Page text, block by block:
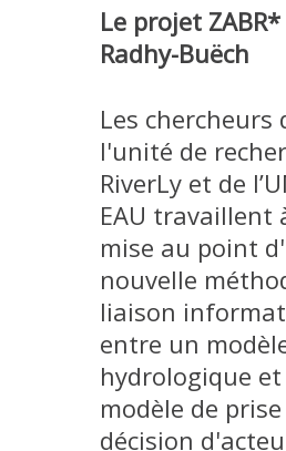
THÈSES EN COURS
MÉTHODES ET OUTILS
PUBLICATIONS SUR HAL
WORKING PAPERS
NOTES THÉMATIQUES
NOS TRAVAUX EN VIDÉO
Le projet ZABR*
Radhy-Buëch
Les chercheurs
l'unité de
RiverLy et de
EAU travaillent
mise au point
nouvelle
liaison
entre un
hydrologique
modèle de
décision